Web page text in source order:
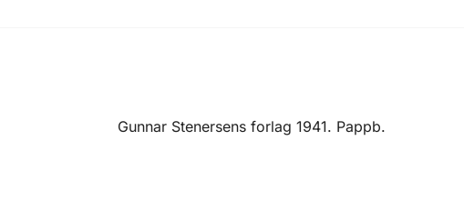
Gunnar Stenersens forlag 1941. Pappb.